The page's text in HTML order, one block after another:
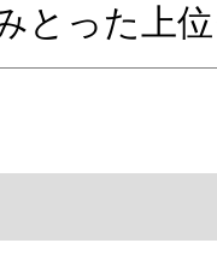
とった上